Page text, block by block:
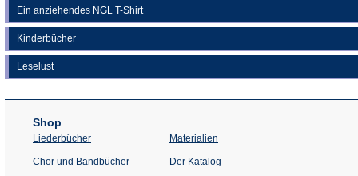
Ein anziehendes NGL T-Shirt
Kinderbücher
Leselust
Shop
Liederbücher
Chor und Bandbücher
Materialien
Der Katalog